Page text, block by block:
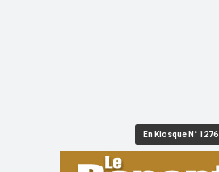
En Kiosque N° 1276